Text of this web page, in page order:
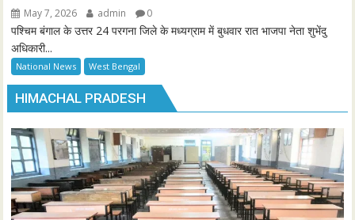
May 7, 2026 admin 0
पश्चिम बंगाल के उत्तर 24 परगना जिले के मध्यग्राम में बुधवार रात भाजपा नेता शुभेंदु
अधिकारी...
National News West Bengal
HIMACHAL PRADESH